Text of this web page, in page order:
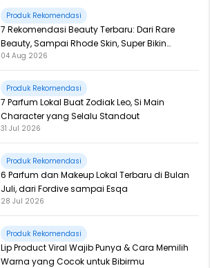
Produk Rekomendasi
7 Rekomendasi Beauty Terbaru: Dari Rare
Beauty, Sampai Rhode Skin, Super Bikin
Fomo
04 Aug 2026
Produk Rekomendasi
7 Parfum Lokal Buat Zodiak Leo, Si Main
Character yang Selalu Standout
31 Jul 2026
Produk Rekomendasi
6 Parfum dan Makeup Lokal Terbaru di Bulan
Juli, dari Fordive sampai Esqa
28 Jul 2026
Produk Rekomendasi
Lip Product Viral Wajib Punya & Cara Memilih
Warna yang Cocok untuk Bibirmu